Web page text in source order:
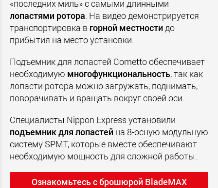
«последних миль» с самыми длинными
лопастями ротора. На видео демонстрируется
транспортировка в горной местности до
прибытия на место установки.
Подъемник для лопастей Cometto обеспечивает
необходимую многофункциональность, так как
лопасти ротора можно загружать, поднимать,
поворачивать и вращать вокруг своей оси.
Специалисты Nippon Express установили
подъемник для лопастей на 8-осную модульную
систему SPMT, которые вместе обеспечивают
необходимую мощность для сложной работы.
Ознакомьтесь с брошюрой BladeMAX